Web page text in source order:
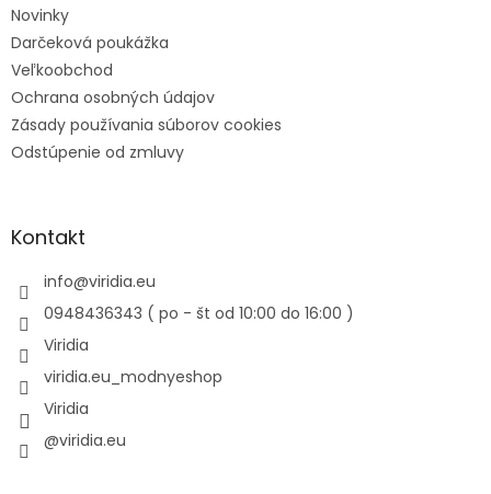
Novinky
Darčeková poukážka
Veľkoobchod
Ochrana osobných údajov
Zásady používania súborov cookies
Odstúpenie od zmluvy
Kontakt
info@viridia.eu
0948436343 ( po - št od 10:00 do 16:00 )
Viridia
viridia.eu_modnyeshop
Viridia
@viridia.eu